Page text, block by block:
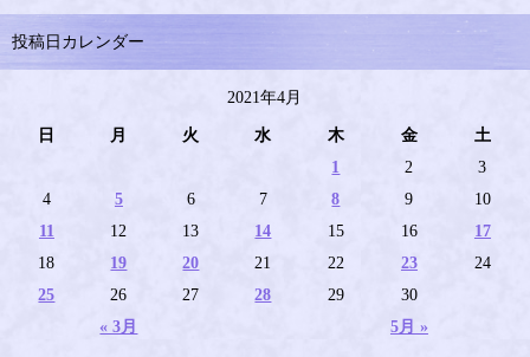
投稿日カレンダー
2021年4月
日 月 火 水 木 金 土
« 3月 5月 »
1 2
3
4
5 6 7 8 9
10
11
12 13 14 15 16
17
18
19 20 21 22 23
24
25
26 27 28 29 30